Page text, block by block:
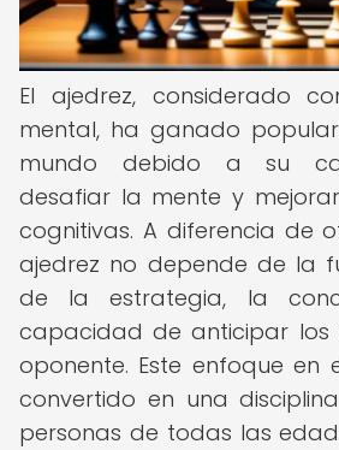
El ajedrez, considerado
mental, ha ganado
mundo debido a su
desafiar la mente y
cognitivas. A diferencia de
ajedrez no depende de la
de la estrategia, la
capacidad de anticipar los
oponente. Este enfoque en
convertido en una
personas de todas las